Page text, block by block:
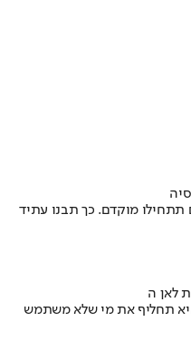
מוקדם. כך תבנו עתיד
תחליף את מי שלא משתמש